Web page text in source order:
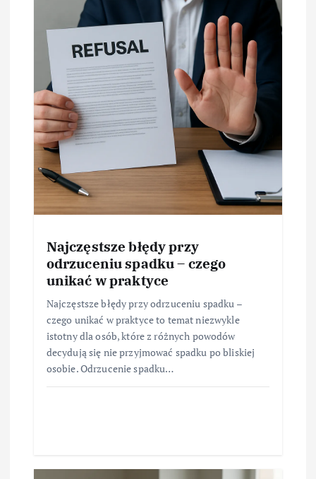
Najczęstsze błędy przy
odrzuceniu spadku – czego
unikać w praktyce
Najczęstsze błędy przy odrzuceniu spadku –
czego unikać w praktyce to temat niezwykle
istotny dla osób, które z różnych powodów
decydują się nie przyjmować spadku po bliskiej
osobie. Odrzucenie spadku…